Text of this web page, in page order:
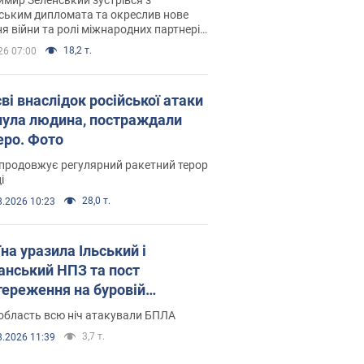
дипломата та окреслив нове
війни та ролі міжнародних партнерів
з Росією
07:00 18,2 т.
внаслідок російської атаки
людина, постраждали
Фото
регулярний ракетний терор
10:23 28,0 т.
уразила Ільський і
НПЗ та пост
на буровій
"Сиваш": Генштаб
деталі. Фото і відео
всю ніч атакували БПЛА
11:39 3,7 т.